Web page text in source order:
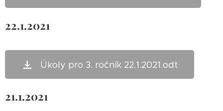
22.1.2021
Úkoly pro 3. ročník 22.1.2021.odt
21.1.2021